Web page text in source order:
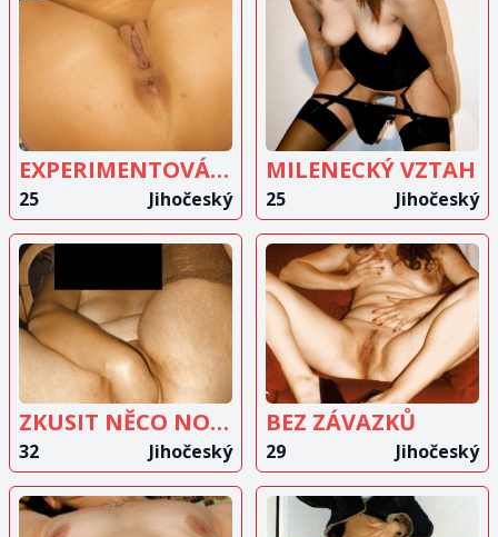
ZOBRAZIT
INZERÁT
EXPERIMENTOVÁNÍ
25 Jihočeský
ZOBRAZIT
INZERÁT
MILENECKÝ VZTAH
25 Jihočeský
ZOBRAZIT
INZERÁT
ZKUSIT NĚCO NOVÉHO
32 Jihočeský
ZOBRAZIT
INZERÁT
BEZ ZÁVAZKŮ
29 Jihočeský